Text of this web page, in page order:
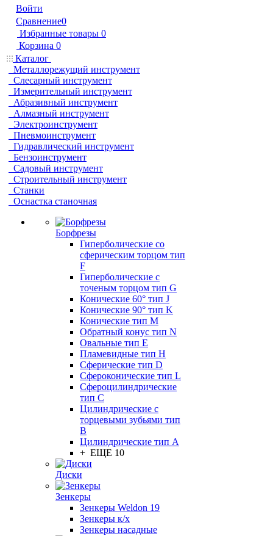
Войти
Сравнение0
Избранные товары 0
Корзина 0
Каталог
Металлорежущий инструмент
Слесарный инструмент
Измерительный инструмент
Абразивный инструмент
Алмазный инструмент
Электроинструмент
Пневмоинструмент
Гидравлический инструмент
Бензоинструмент
Садовый инструмент
Строительный инструмент
Станки
Оснастка станочная
Борфрезы
Гиперболические cо
сферическим торцом тип
F
Гиперболические с
точеным торцом тип G
Конические 60° тип J
Конические 90° тип K
Конические тип M
Обратный конус тип N
Овальные тип E
Пламевидные тип H
Сферические тип D
Сфероконические тип L
Сфероцилиндрические
тип C
Цилиндрические с
торцевыми зубьями тип
B
Цилиндрические тип А
+ ЕЩЕ 10
Диски
Зенкеры
Зенкеры Weldon 19
Зенкеры к/х
Зенкеры насадные